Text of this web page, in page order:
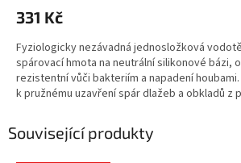
Související produkty
331 Kč
Fyziologicky nezávadná jednosložková
spárovací hmota na neutrální silikonové bázi,
rezistentní vůči bakteriím a napadení
k pružnému uzavření spár dlažeb a obkladů z
pro mramor pro použití v bazénech